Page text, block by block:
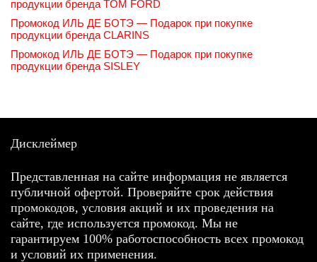
продукции бренда TOM FORD
Промокод ИЛЬ ДЕ БОТЭ — Подарок при покупке
продукции бренда CLARINS
Промокод ИЛЬ ДЕ БОТЭ — Подарок при покупке
продукции бренда SISLEY
Дисклеймер
Представленная на сайте информация не является
публичной офертой. Проверяйте срок действия
промокодов, условия акций и их проведения на
сайте, где используется промокод. Мы не
гарантируем 100% работоспособность всех промокод
и условий их применения.